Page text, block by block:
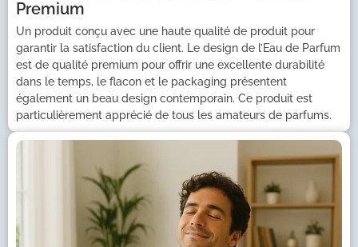
Premium
Un produit conçu avec une haute qualité de produit pour
garantir la satisfaction du client. Le design de l’Eau de Parfum
est de qualité premium pour offrir une excellente durabilité
dans le temps, le flacon et le packaging présentent
également un beau design contemporain. Ce produit est
particulièrement apprécié de tous les amateurs de parfums.